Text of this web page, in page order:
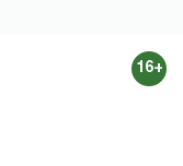
16+